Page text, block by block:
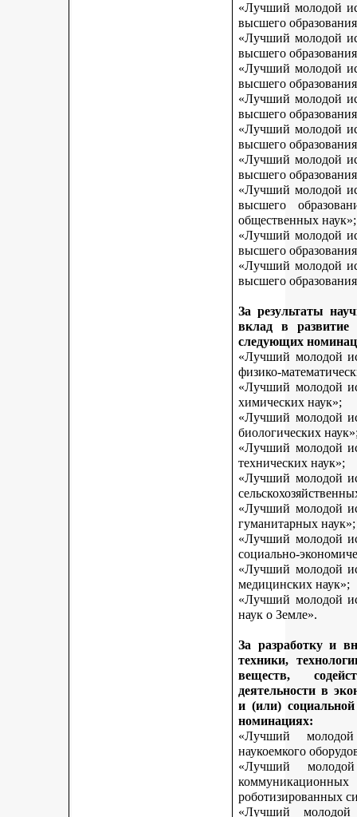
«Лучший молодой
высшего
«Лучший молодой
высшего
«Лучший молодой
высшего
«Лучший молодой
высшего
«Лучший молодой
высшего
«Лучший молодой
высшего
«Лучший молодой
высшего
общественных наук»;
«Лучший молодой
высшего
«Лучший молодой
высшего
За результаты
вклад в развитие
следующих
«Лучший молодой
физико-
«Лучший молодой
химических наук»;
«Лучший молодой
биологических
«Лучший молодой
технических наук»;
«Лучший молодой
«Лучший молодой
гуманитарных наук»;
«Лучший молодой
социально-
«Лучший молодой
медицинских наук»;
«Лучший молодой
наук о Земле».
За разработку и
техники,
веществ,
деятельности в
и (или)
номинациях:
«Лучший
наукоемкого
«Лучший
роботизированных
«Лучший